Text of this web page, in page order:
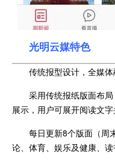
光明云媒特色
传统报型设计，全媒体
采用传统报纸版面布
展示，用户可展开阅读文
每日更新8个版面（周
论、体育、娱乐及健康、读